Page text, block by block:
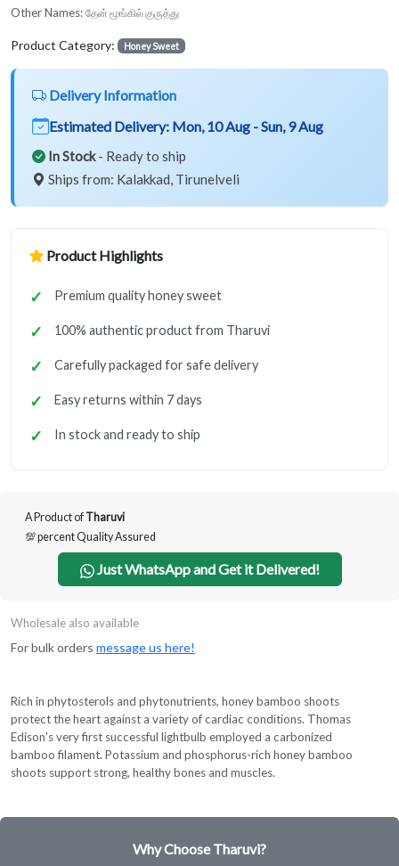
Other Names: தேன் மூங்கில் குருத்து
Product Category: Honey Sweet
Delivery Information
Estimated Delivery: Mon, 10 Aug - Sun, 9 Aug
In Stock- Ready to ship
Ships from: Kalakkad, Tirunelveli
Product Highlights
Premium quality honey sweet
100% authentic product from Tharuvi
Carefully packaged for safe delivery
Easy returns within 7 days
In stock and ready to ship
A Product of Tharuvi
💯 percent Quality Assured
Just WhatsApp and Get it Delivered!
Wholesale also available
For bulk orders message us here!
Rich in phytosterols and phytonutrients, honey bamboo shoots
protect the heart against a variety of cardiac conditions. Thomas
Edison's very first successful lightbulb employed a carbonized
bamboo filament. Potassium and phosphorus-rich honey bamboo
shoots support strong, healthy bones and muscles.
Why Choose Tharuvi?